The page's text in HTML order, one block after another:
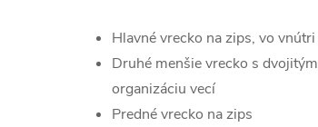
Hlavné vrecko na zips, vo
Druhé menšie vrecko s
organizáciu vecí
Predné vrecko na zips